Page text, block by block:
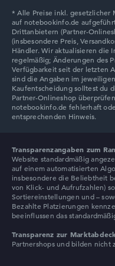
Transparenzangaben zum
Website standardmäßig
auf einem automatisierten
insbesondere die Beliebtheit
von Klick- und Aufrufzahlen)
Sortiereinstellungen und –
Bezahlte Platzierungen
beeinflussen das
Transparenz zur
Partnershops und bilden nicht